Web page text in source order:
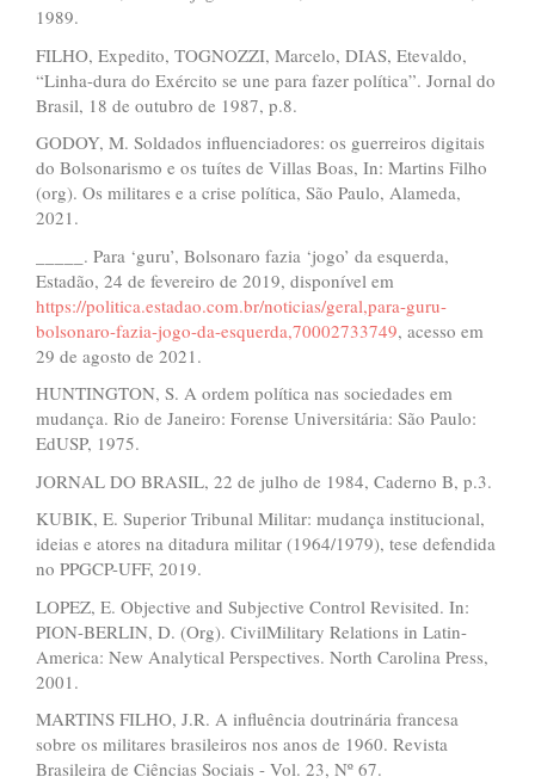
1989.
FILHO, Expedito, TOGNOZZI, Marcelo, DIAS, Etevaldo,
“Linha-dura do Exército se une para fazer política”. Jornal do
Brasil, 18 de outubro de 1987, p.8.
GODOY, M. Soldados influenciadores: os guerreiros digitais
do Bolsonarismo e os tuítes de Villas Boas, In: Martins Filho
(org). Os militares e a crise política, São Paulo, Alameda,
2021.
_____. Para ‘guru’, Bolsonaro fazia ‘jogo’ da esquerda,
Estadão, 24 de fevereiro de 2019, disponível em
https://politica.estadao.com.br/noticias/geral,para-guru-
bolsonaro-fazia-jogo-da-esquerda,70002733749, acesso em
29 de agosto de 2021.
HUNTINGTON, S. A ordem política nas sociedades em
mudança. Rio de Janeiro: Forense Universitária: São Paulo:
EdUSP, 1975.
JORNAL DO BRASIL, 22 de julho de 1984, Caderno B, p.3.
KUBIK, E. Superior Tribunal Militar: mudança institucional,
ideias e atores na ditadura militar (1964/1979), tese defendida
no PPGCP-UFF, 2019.
LOPEZ, E. Objective and Subjective Control Revisited. In:
PION-BERLIN, D. (Org). CivilMilitary Relations in Latin-
America: New Analytical Perspectives. North Carolina Press,
2001.
MARTINS FILHO, J.R. A influência doutrinária francesa
sobre os militares brasileiros nos anos de 1960. Revista
Brasileira de Ciências Sociais - Vol. 23, Nº 67.